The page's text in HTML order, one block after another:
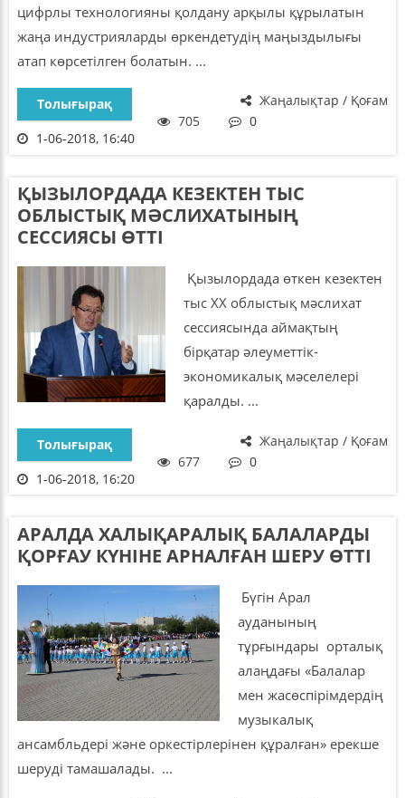
цифрлы технологияны қолдану арқылы құрылатын
жаңа индустрияларды өркендетудің маңыздылығы
атап көрсетілген болатын. ...
Жаңалықтар / Қоғам
Толығырақ
705
0
1-06-2018, 16:40
ҚЫЗЫЛОРДАДА КЕЗЕКТЕН ТЫС
ОБЛЫСТЫҚ МӘСЛИХАТЫНЫҢ
СЕССИЯСЫ ӨТТІ
Қызылордада өткен кезектен
тыс ХХ облыстық мәслихат
сессиясында аймақтың
бірқатар әлеуметтік-
экономикалық мәселелері
қаралды. ...
Жаңалықтар / Қоғам
Толығырақ
677
0
1-06-2018, 16:20
АРАЛДА ХАЛЫҚАРАЛЫҚ БАЛАЛАРДЫ
ҚОРҒАУ КҮНІНЕ АРНАЛҒАН ШЕРУ ӨТТІ
Бүгін Арал
ауданының
тұрғындары орталық
алаңдағы «Балалар
мен жасөспірімдердің
музыкалық
ансамбльдері және оркестірлерінен құралған» ерекше
шеруді тамашалады. ...